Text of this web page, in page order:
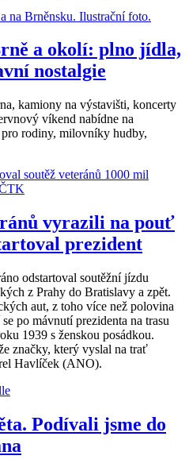
a okolí: plno jídla,
nostalgie
kamiony na výstavišti, koncerty
víkend nabídne na
rodiny, milovníky hudby,
vyrazili na pouť
prezident
odstartoval soutěžní jízdu
z Prahy do Bratislavy a zpět.
aut, z toho více než polovina
po mávnutí prezidenta na trasu
1939 s ženskou posádkou.
značky, který vyslal na trať
Havlíček (ANO).
Podívali jsme do